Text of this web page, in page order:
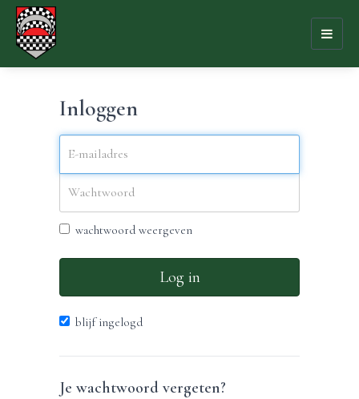
Inloggen
wachtwoord weergeven
Log in
blijf ingelogd
Je wachtwoord vergeten?